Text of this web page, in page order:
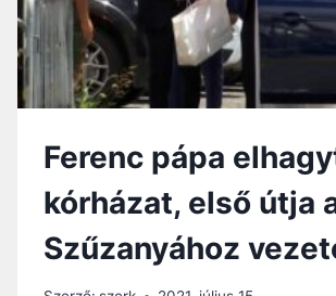
Ferenc pápa
kórházat, első útja
Szűzanyához